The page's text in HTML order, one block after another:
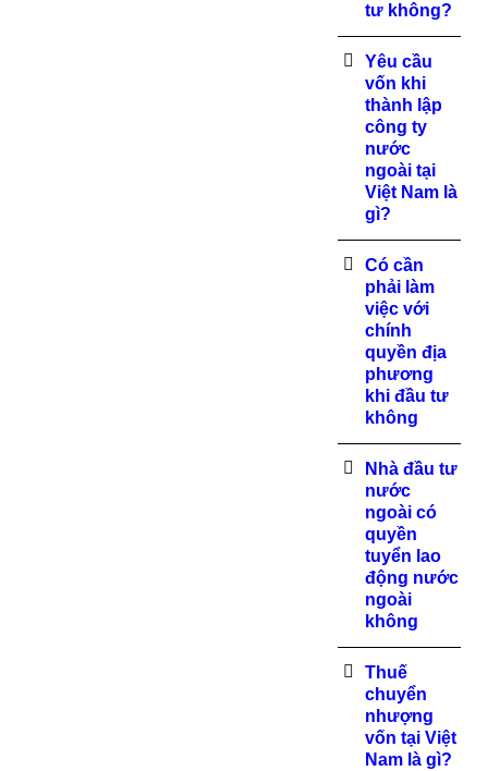
tư không?
Yêu cầu
vốn khi
thành lập
công ty
nước
ngoài tại
Việt Nam là
gì?
Có cần
phải làm
việc với
chính
quyền địa
phương
khi đầu tư
không
Nhà đầu tư
nước
ngoài có
quyền
tuyển lao
động nước
ngoài
không
Thuế
chuyển
nhượng
vốn tại Việt
Nam là gì?